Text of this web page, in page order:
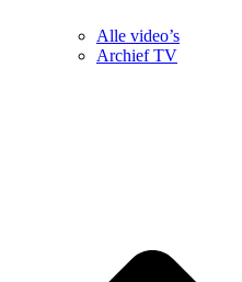
Alle video’s
Archief TV